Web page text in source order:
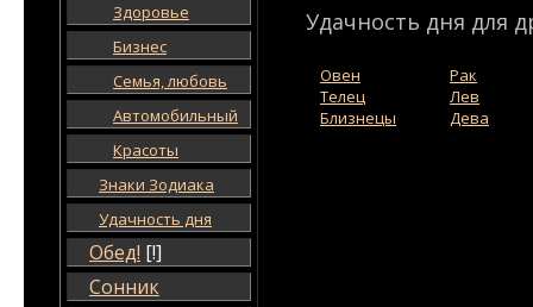
Здоровье
Бизнес
Семья, любовь
Автомобильный
Красоты
Знаки Зодиака
Удачность дня
Обед! [!]
Сонник
Удачность дня для
Овен
Телец
Близнецы
Рак
Лев
Дева